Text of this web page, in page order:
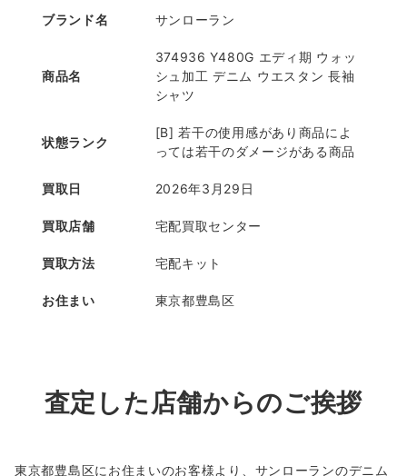
ブランド名 サンローラン
商品名
374936 Y480G エディ期 ウォッ
シュ加工 デニム ウエスタン 長袖
シャツ
状態ランク
[B] 若干の使用感があり商品によ
っては若干のダメージがある商品
買取日 2026年3月29日
買取店舗 宅配買取センター
買取方法 宅配キット
お住まい 東京都豊島区
査定した店舗からのご挨拶
東京都豊島区にお住まいのお客様より、サンローランのデニム